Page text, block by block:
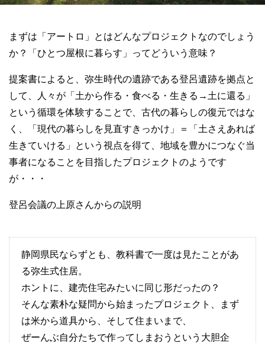
まずは「アートロ」とはどんなプロジェクトなのでしょう
か？「ひとつ屋根に暮らす」ってどういう意味？
提案書によると、弥生時代の遺跡である登呂遺跡を拠点と
して、人々が「土から作る・食べる・生きる→土に還る」
という循環を体験することで、古代の暮らしの復元ではな
く、「現代の暮らしを見直すきっかけ」＝「土さえあれば
生きていける」という視点を得て、地域を豊かにつなぐ当
事者になることを目指したプロジェクトのようです
が・・・
登呂会議の上原さんからの説明
静岡県民ならずとも、教科書で一度は見たことがあ
る弥生式住居。
ホントに、建売住宅みたいに同じ形だったの？
そんな素朴な疑問から始まったプロジェクト、まず
は米から道具から、そして住まいまで、
ぜーんぶ自分たちで作ってしまおうという大胆企